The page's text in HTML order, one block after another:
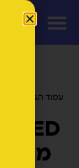
עמוד הבית /